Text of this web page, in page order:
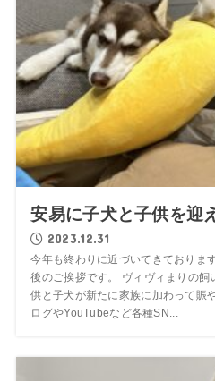
安易に子犬と子供を迎
2023.12.31
今年も終わりに近づいてきておりま
後のご挨拶です。 ヴィヴィまりの
供と子犬が新たに家族に加わって賑
ログやYouTubeなど各種SN...